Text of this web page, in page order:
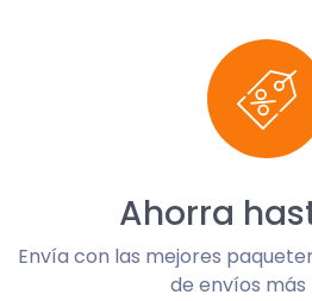
Ahorra
Envía con las mejores
de envíos más